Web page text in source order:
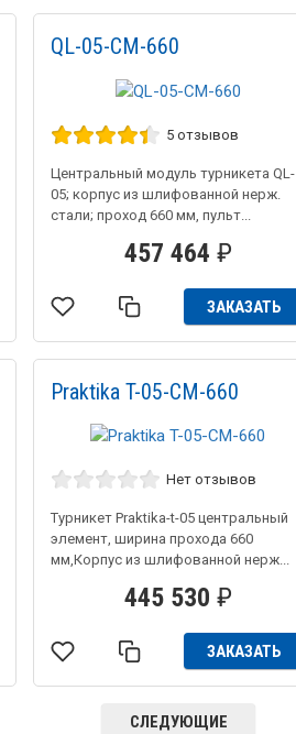
QL-05-CM-660
5 отзывов
Центральный модуль турникета QL-
05; корпус из шлифованной нерж.
стали; проход 660 мм, пульт...
457 464 ₽
ЗАКАЗАТЬ
Praktika T-05-CM-660
Нет отзывов
Турникет Praktika-t-05 центральный
элемент, ширина прохода 660
мм,Корпус из шлифованной нерж...
445 530 ₽
ЗАКАЗАТЬ
СЛЕДУЮЩИЕ